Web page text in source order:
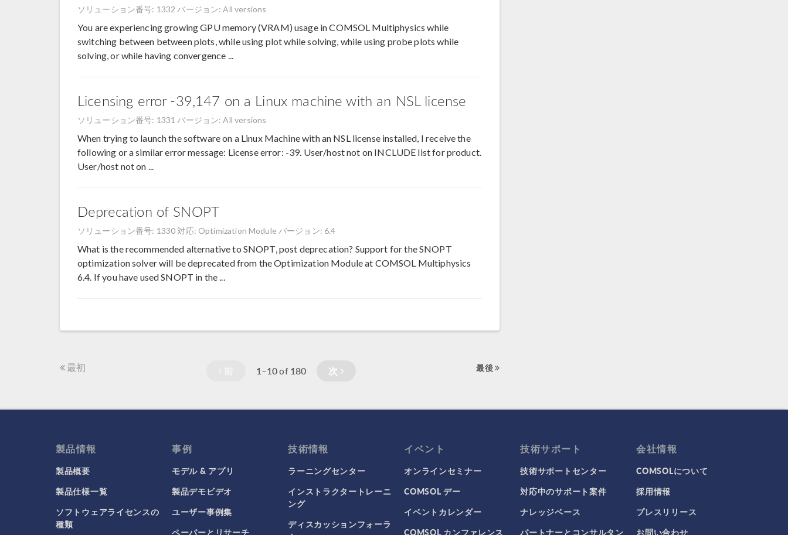
ソリューション番号: 1332 バージョン: All versions
You are experiencing growing GPU memory (VRAM) usage in COMSOL Multiphysics while
switching between between plots, while using plot while solving, while using probe plots while
solving, or while having convergence ...
Licensing error -39,147 on a Linux machine with an NSL license
ソリューション番号: 1331 バージョン: All versions
When trying to launch the software on a Linux Machine with an NSL license installed, I receive the
following or a similar error message: License error: -39. User/host not on INCLUDE list for product.
User/host not on ...
Deprecation of SNOPT
ソリューション番号: 1330 対応: Optimization Module バージョン: 6.4
What is the recommended alternative to SNOPT, post deprecation? Support for the SNOPT
optimization solver will be deprecated from the Optimization Module at COMSOL Multiphysics
6.4. If you have used SNOPT in the ...
最初 1–10of 180 次 最後
製品情報
製品概要
製品仕様一覧
ソフトウェアライセンスの
種類
事例
モデル & アプリ
製品デモビデオ
ユーザー事例集
ペーパーとリサーチ
技術情報
ラーニングセンター
インストラクタートレーニ
ング
ディスカッションフォーラ
イベント
オンラインセミナー
COMSOL デー
イベントカレンダー
COMSOL カンファレンス
技術サポート
技術サポートセンター
対応中のサポート案件
ナレッジベース
パートナーとコンサルタン
会社情報
COMSOLについて
採用情報
プレスリリース
お問い合わせ